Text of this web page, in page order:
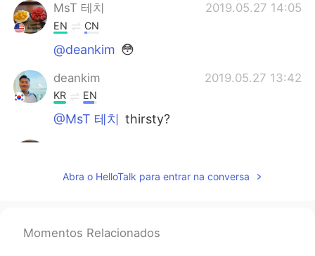
MsT 테치 2019.05.27 14:05
EN CN
@deankim 😳
deankim 2019.05.27 13:42
KR EN
@MsT 테치 thirsty?
MsT 테치
Abra o HelloTalk para entrar na conversa
Momentos Relacionados